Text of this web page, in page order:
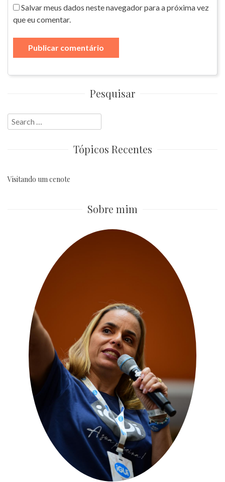
Salvar meus dados neste navegador para a próxima vez
que eu comentar.
Pesquisar
Search
for:
Tópicos Recentes
Visitando um cenote
Sobre mim